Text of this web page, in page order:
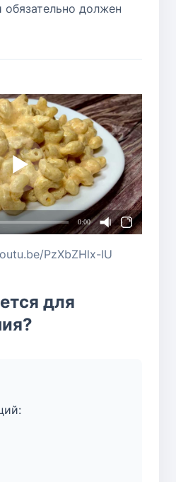
обязательно должен
0:00
PzXbZHlx-IU
для